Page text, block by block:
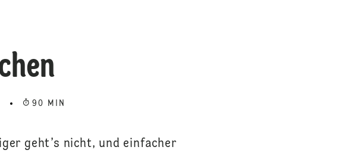
3.9. Click to rate.
90 MIN
geht’s nicht, und einfacher